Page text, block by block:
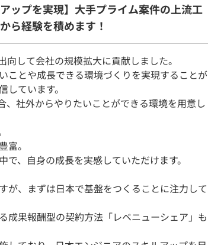
ップを実現】大手プライム案件の上流工
ら経験を積めます！
して会社の規模拡大に貢献しました。
ことや成長できる環境づくりを実現することが
ています。
、社外からやりたいことができる環境を用意し
富。
、自身の成長を実感していただけます。
が、まずは日本で基盤をつくることに注力して
成果報酬型の契約方法「レベニューシェア」も